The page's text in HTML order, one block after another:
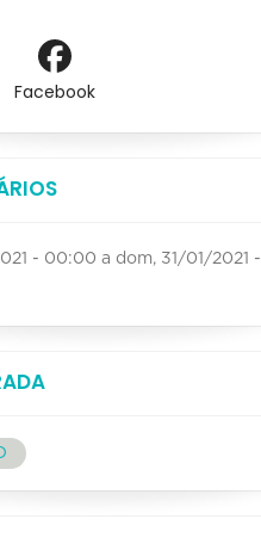
Facebook
- 00:00 a dom, 31/01/2021 -